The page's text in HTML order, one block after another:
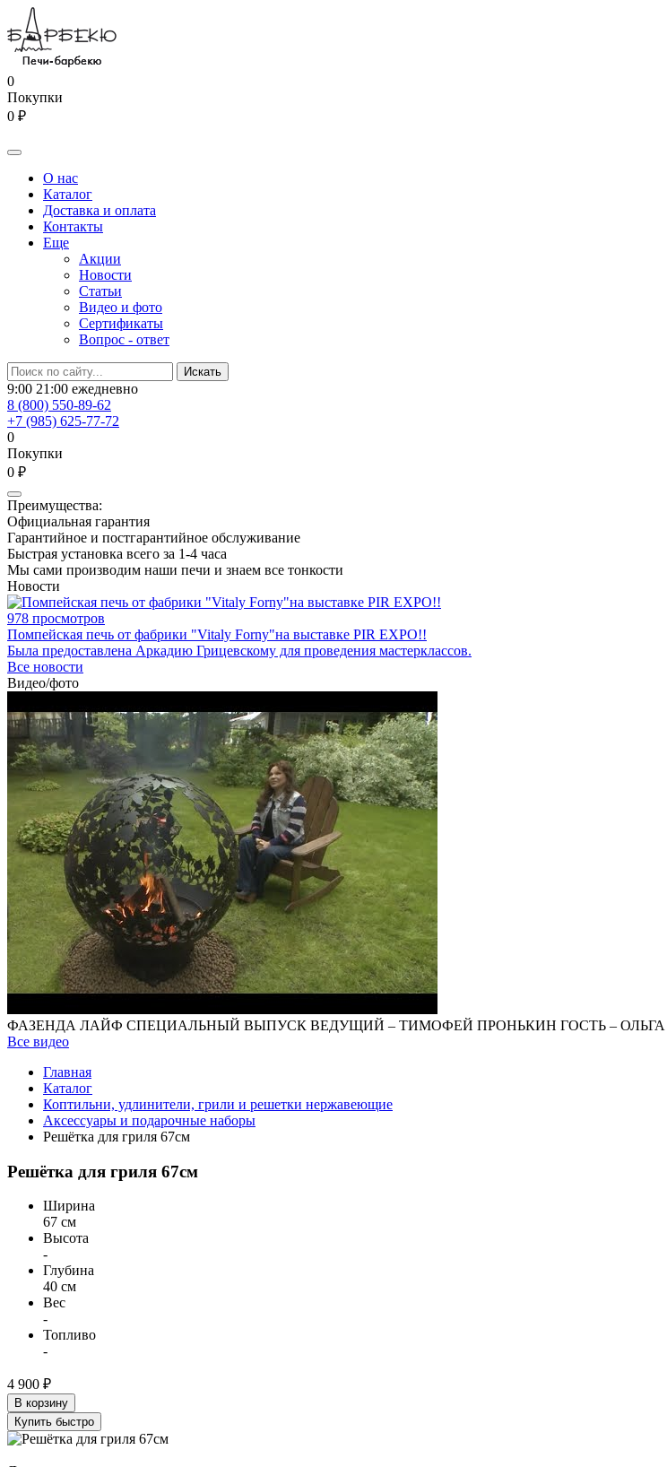
0
Покупки
0 ₽
О нас
Каталог
Доставка и оплата
Контакты
Еще
Акции
Новости
Статьи
Видео и фото
Сертификаты
Вопрос - ответ
9:00 21:00 ежедневно
8 (800) 550-89-62
+7 (985) 625-77-72
0
Покупки
0 ₽
Преимущества:
Официальная гарантия
Гарантийное и постгарантийное обслуживание
Быстрая установка всего за 1-4 часа
Мы сами производим наши печи и знаем все тонкости
Новости
978 просмотров
Помпейская печь от фабрики "Vitaly Forny"на выставке PIR EXPO!!
Была предоставлена Аркадию Грицевскому для проведения мастерклассов.
Все новости
Видео/фото
ФАЗЕНДА ЛАЙФ СПЕЦИАЛЬНЫЙ ВЫПУСК ВЕДУЩИЙ – ТИМОФЕЙ ПРОНЬКИН ГОСТЬ –
Все видео
Главная
Каталог
Коптильни, удлинители, грили и решетки нержавеющие
Аксессуары и подарочные наборы
Решётка для гриля 67см
Решётка для гриля 67см
Ширина
67 см
Высота
-
Глубина
40 см
Вес
-
Топливо
-
4 900 ₽
В корзину
Купить быстро